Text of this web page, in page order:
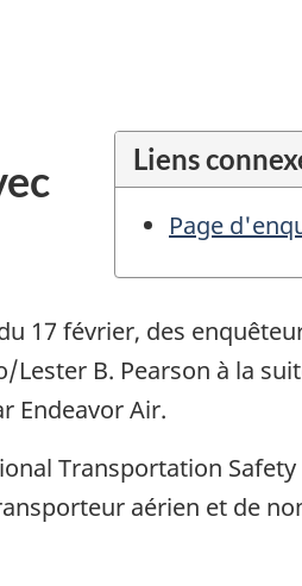
Liens
Page
17 février, des
B. Pearson à la
Endeavor Air.
Transportation
aérien et de